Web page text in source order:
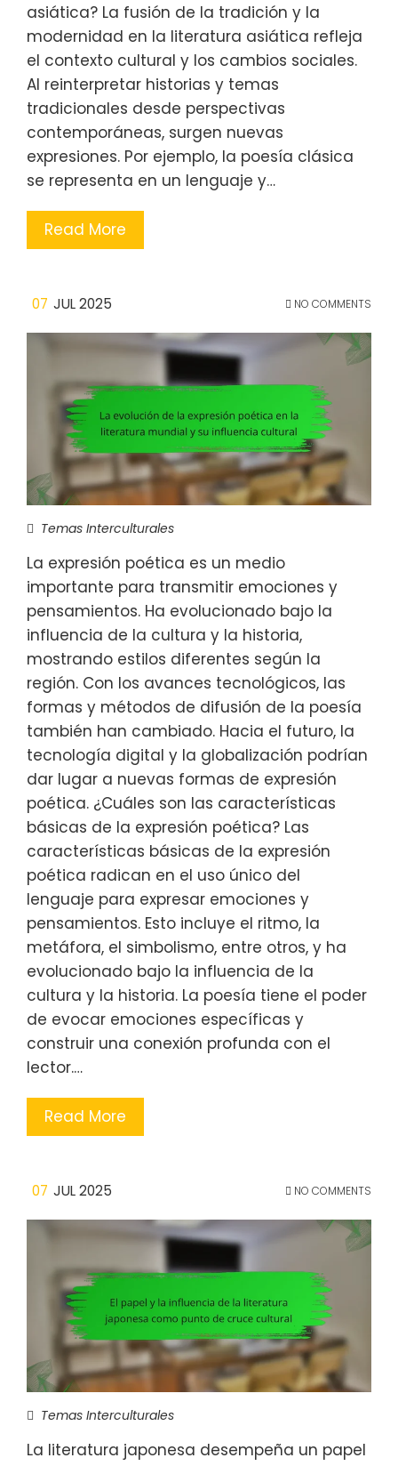
asiática? La fusión de la tradición y la
modernidad en la literatura asiática refleja
el contexto cultural y los cambios sociales.
Al reinterpretar historias y temas
tradicionales desde perspectivas
contemporáneas, surgen nuevas
expresiones. Por ejemplo, la poesía clásica
se representa en un lenguaje y…
Read More
07 JUL 2025 NO COMMENTS
Temas Interculturales
La expresión poética es un medio
importante para transmitir emociones y
pensamientos. Ha evolucionado bajo la
influencia de la cultura y la historia,
mostrando estilos diferentes según la
región. Con los avances tecnológicos, las
formas y métodos de difusión de la poesía
también han cambiado. Hacia el futuro, la
tecnología digital y la globalización podrían
dar lugar a nuevas formas de expresión
poética. ¿Cuáles son las características
básicas de la expresión poética? Las
características básicas de la expresión
poética radican en el uso único del
lenguaje para expresar emociones y
pensamientos. Esto incluye el ritmo, la
metáfora, el simbolismo, entre otros, y ha
evolucionado bajo la influencia de la
cultura y la historia. La poesía tiene el poder
de evocar emociones específicas y
construir una conexión profunda con el
lector.…
Read More
07 JUL 2025 NO COMMENTS
Temas Interculturales
La literatura japonesa desempeña un papel